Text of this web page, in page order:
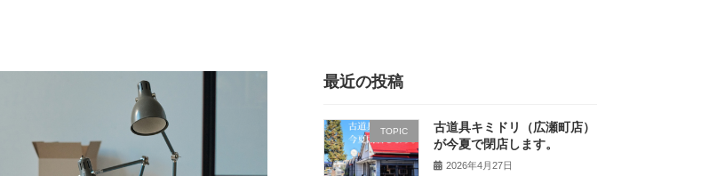
最近の投稿
TOPIC
古道具キミドリ（広瀬町店）
が今夏で閉店します。
2026年4月27日